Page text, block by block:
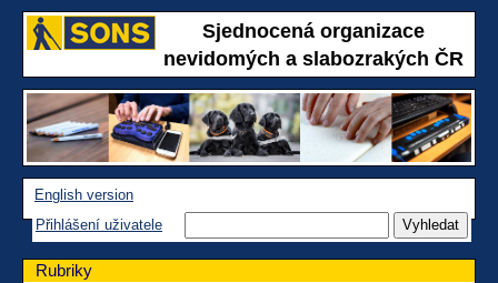
Sjednocená organizace
nevidomých a slabozrakých ČR
English version
Přihlášení uživatele
Rubriky